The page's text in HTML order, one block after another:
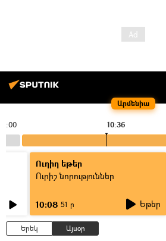
Արմենիա
10:36
Ուղիղ եթեր
Ուրիշ նորություններ
10:08 51 ր Եթեր
Երեկ Այսօր